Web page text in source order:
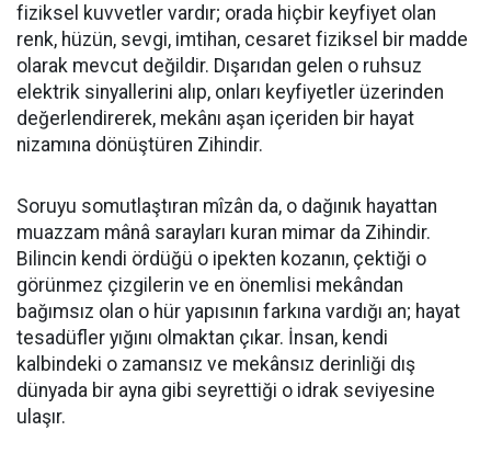
fiziksel kuvvetler vardır; orada hiçbir keyfiyet olan
renk, hüzün, sevgi, imtihan, cesaret fiziksel bir madde
olarak mevcut değildir. Dışarıdan gelen o ruhsuz
elektrik sinyallerini alıp, onları keyfiyetler üzerinden
değerlendirerek, mekânı aşan içeriden bir hayat
nizamına dönüştüren Zihindir.
​Soruyu somutlaştıran mîzân da, o dağınık hayattan
muazzam mânâ sarayları kuran mimar da Zihindir.
Bilincin kendi ördüğü o ipekten kozanın, çektiği o
görünmez çizgilerin ve en önemlisi mekândan
bağımsız olan o hür yapısının farkına vardığı an; hayat
tesadüfler yığını olmaktan çıkar. İnsan, kendi
kalbindeki o zamansız ve mekânsız derinliği dış
dünyada bir ayna gibi seyrettiği o idrak seviyesine
ulaşır.